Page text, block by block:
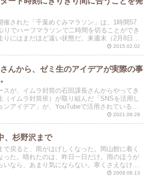
催された「千葉めぐみマラソン」は、1時間57
りでハーフマラソンで二時間を切ることができ
りにはまだほど遠い状態だ。来週末（2月8日）
2015.02.02
んから、ゼミ生のアイデアが実際の事
スが、イムラ封筒の石田課長さんからやってき
（イムラ封筒班）が取り組んだ「SNSを活用し
アイデア」が、YouTubeで活用されていると
2021.09.28
、杉野沢まで
で戻ると、雨がはげしくなった。岡山館に着く
った。晴れたのは、昨日一日だけ。雨のほうが
いなら、あまり気にならない。寒くさえなけれ
2009.08.13